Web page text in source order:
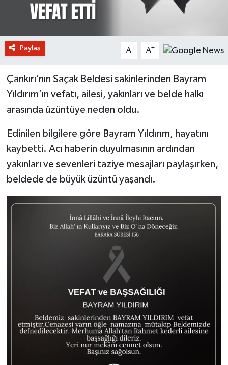
Paylaş A- A+
Çankırı’nın Saçak Beldesi sakinlerinden Bayram
Yıldırım’ın vefatı, ailesi, yakınları ve belde halkı
arasında üzüntüye neden oldu.
Edinilen bilgilere göre Bayram Yıldırım, hayatını
kaybetti. Acı haberin duyulmasının ardından
yakınları ve sevenleri taziye mesajları paylaşırken,
beldede de büyük üzüntü yaşandı.